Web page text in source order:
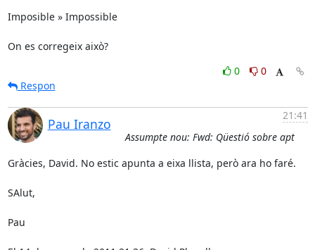
Imposible » Impossible
On es corregeix això?
0
0
Respon
Pau Iranzo
21:41
Assumpte nou: Fwd: Qüestió sobre apt
Gràcies, David. No estic apunta a eixa llista, però ara ho faré.
SAlut,
Pau